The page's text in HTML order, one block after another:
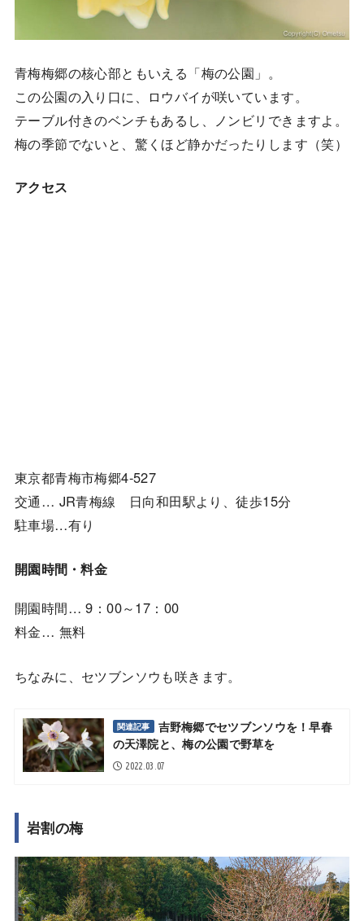
青梅梅郷の核心部ともいえる「梅の公園」。
この公園の入り口に、ロウバイが咲いています。
テーブル付きのベンチもあるし、ノンビリできますよ。
梅の季節でないと、驚くほど静かだったりします（笑）
アクセス
東京都青梅市梅郷4-527
交通… JR青梅線 日向和田駅より、徒歩15分
駐車場…有り
開園時間・料金
開園時間… 9：00～17：00
料金… 無料
ちなみに、セツブンソウも咲きます。
関連記事
吉野梅郷でセツブンソウを！早春
の天澤院と、梅の公園で野草を
2022.03.07
岩割の梅